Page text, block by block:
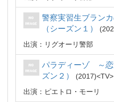
警察実習生ブラン
（シーズン１）
出演：リグオーリ警部
パラディーゾ ～
ズン２）
2017
TV
出演：ピエトロ・モーリ